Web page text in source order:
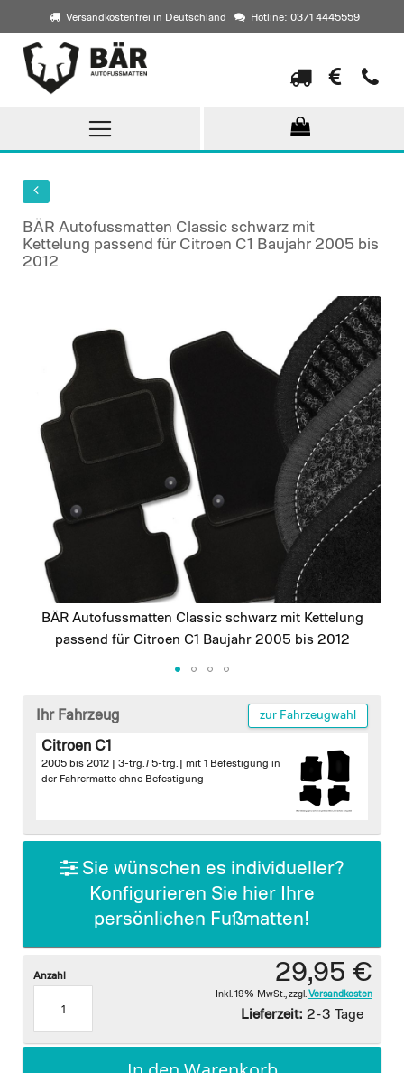
Versandkostenfrei in Deutschland Hotline: 0371 4445559
Direkt
zum
Inhalt
BÄR Autofussmatten Classic schwarz mit
Kettelung passend für Citroen C1 Baujahr 2005 bis
2012
images
gallery
BÄR Autofussmatten Classic schwarz mit Kettelung
passend für Citroen C1 Baujahr 2005 bis 2012
beginning
gallery
Ihr Fahrzeug zur Fahrzeugwahl
Citroen C1
2005 bis 2012 | 3-trg. / 5-trg. | mit 1 Befestigung in
der Fahrermatte ohne Befestigung
Sie wünschen es individueller?
Konfigurieren Sie hier Ihre
persönlichen Fußmatten!
29,95 €
Inkl. 19% MwSt. zzgl. Versandkosten
Lieferzeit: 2-3 Tage
Anzahl